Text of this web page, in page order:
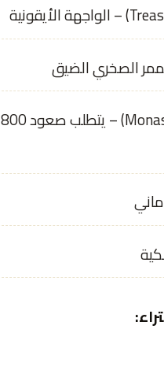
الصخري الضيق
الدير (Monastery) – يتطلب صعود 800